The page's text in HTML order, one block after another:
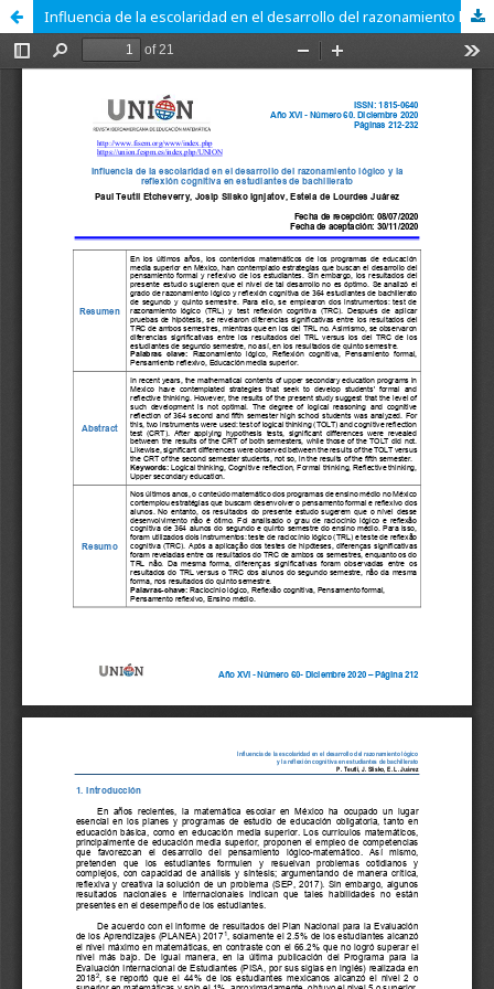
Influencia de la escolaridad en el desarrollo del razonamiento lógico y la reflexión cognitiva en estudiantes de bachillerato